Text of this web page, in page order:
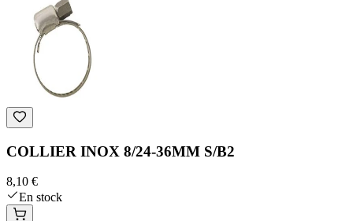
COLLIER INOX 8/24-36MM S/B2
8,10 €
En stock